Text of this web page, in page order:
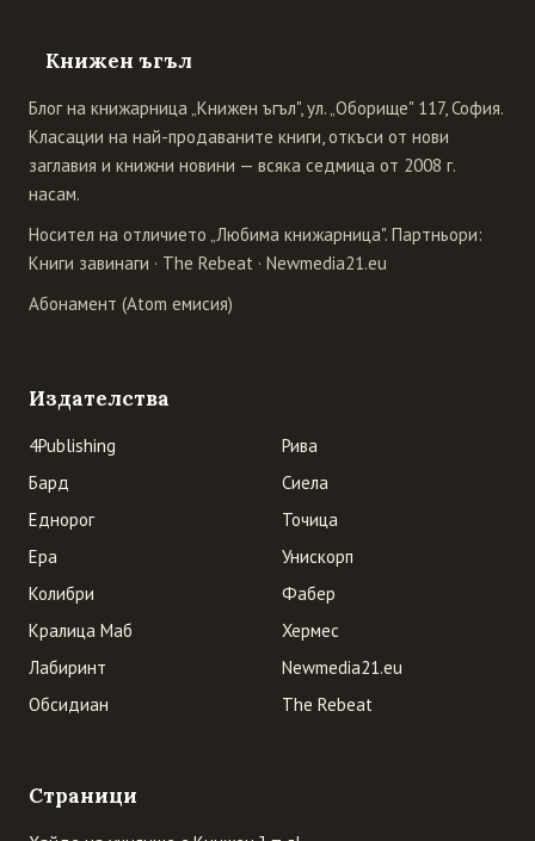
Книжен ъгъл
Блог на книжарница „Книжен ъгъл", ул. „Оборище" 117, София.
Класации на най-продаваните книги, откъси от нови
заглавия и книжни новини — всяка седмица от 2008 г.
насам.
Носител на отличието „Любима книжарница". Партньори:
Книги завинаги · The Rebeat · Newmedia21.eu
Абонамент (Atom емисия)
Издателства
4Publishing
Бард
Еднорог
Ера
Колибри
Кралица Маб
Лабиринт
Обсидиан
Рива
Сиела
Точица
Унискорп
Фабер
Хермес
Newmedia21.eu
The Rebeat
Страници